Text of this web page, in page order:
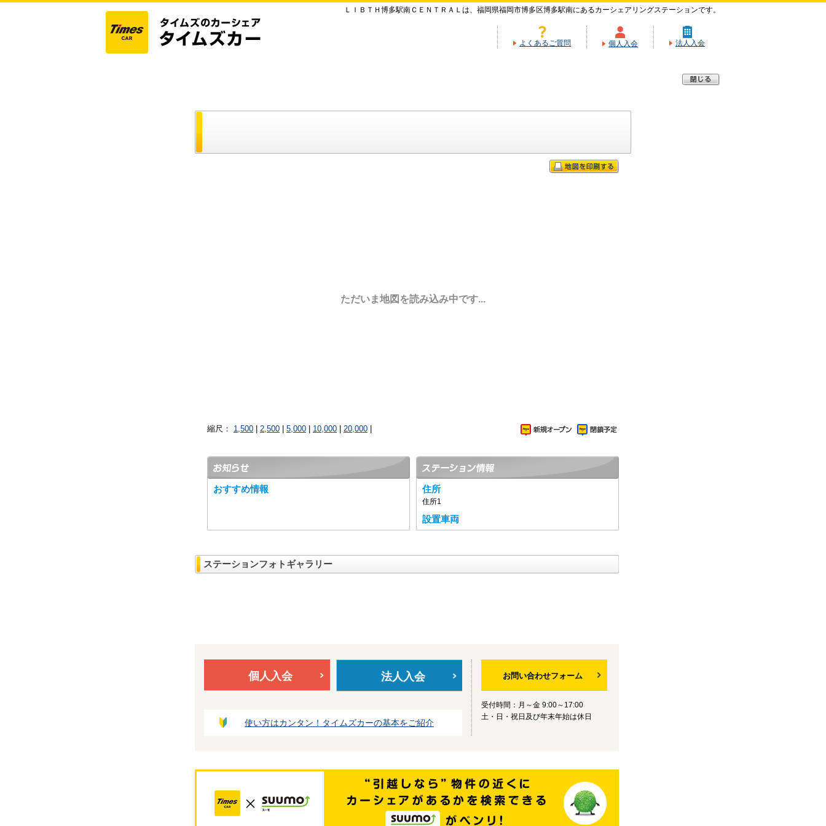
ＬＩＢＴＨ博多駅南ＣＥＮＴＲＡＬは、福岡県福岡市博多区博多駅南にあるカーシェアリングステーションです。
よくあるご質問 個人入会 法人入会
ただいま地図を読み込み中です...
縮尺： 1,500 2,500 5,000 10,000 20,000
おすすめ情報 住所
住所1
設置車両
ステーションフォトギャラリー
個人入会 法人入会
使い方はカンタン！タイムズカーの基本をご紹介
お問い合わせフォーム
受付時間：月～金 9:00～17:00
土・日・祝日及び年末年始は休日